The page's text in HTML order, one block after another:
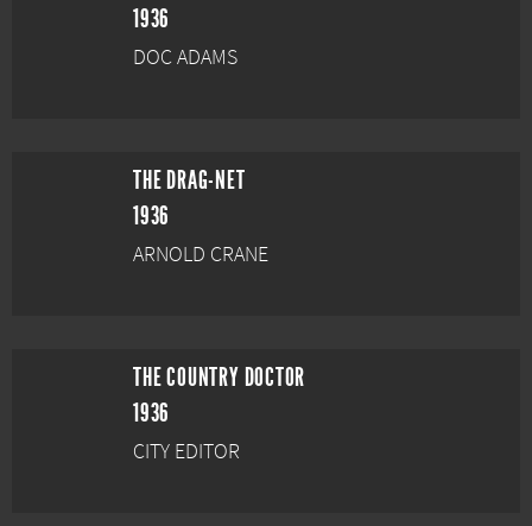
1936
DOC ADAMS
THE DRAG-NET
1936
ARNOLD CRANE
THE COUNTRY DOCTOR
1936
CITY EDITOR